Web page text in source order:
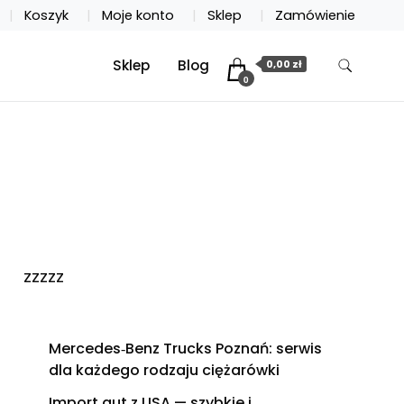
Koszyk Moje konto Sklep Zamówienie
Sklep Blog
0
0,00 zł
zzzzz
Mercedes‑Benz Trucks Poznań: serwis
dla każdego rodzaju ciężarówki